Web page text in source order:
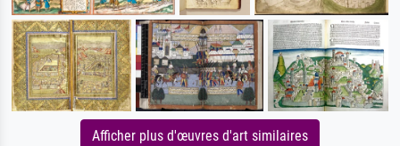
Afficher plus d'œuvres d'art similaires